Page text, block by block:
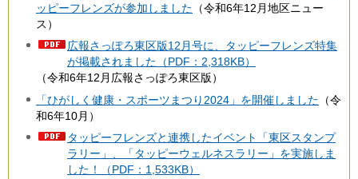
ッピーフレンズが参加しました （令和6年12月地区ニュー
ス）
広報さっぽろ東区版12月号に、タッピーフレンズ特集
が掲載されました（PDF：2,318KB）
（令和6年12月広報さっぽろ東区版）
「ひがしく健康・スポーツまつり2024」を開催しました （令
和6年10月）
タッピーフレンズと連携したイベント「東区スタンプ
ラリー」、「タッピーウェルネスラリー」を実施しま
した！（PDF：1,533KB）